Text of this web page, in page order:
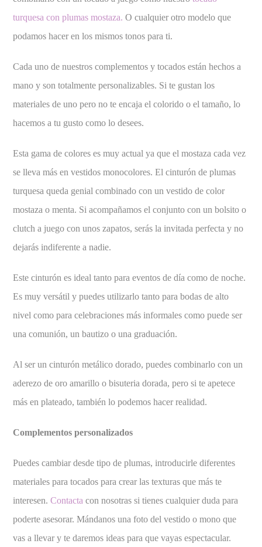
turquesa con plumas mostaza.O cualquier otro modelo que
podamos hacer en los mismos tonos para ti.
Cada uno de nuestros complementos y tocados están hechos a
mano y son totalmente personalizables. Si te gustan los
materiales de uno pero no te encaja el colorido o el tamaño, lo
hacemos a tu gusto como lo desees.
Esta gama de colores es muy actual ya que el mostaza cada vez
se lleva más en vestidos monocolores. El cinturón de plumas
turquesa queda genial combinado con un vestido de color
mostaza o menta. Si acompañamos el conjunto con un bolsito o
clutch a juego con unos zapatos, serás la invitada perfecta y no
dejarás indiferente a nadie.
Este cinturón es ideal tanto para eventos de día como de noche.
Es muy versátil y puedes utilizarlo tanto para bodas de alto
nivel como para celebraciones más informales como puede ser
una comunión, un bautizo o una graduación.
Al ser un cinturón metálico dorado, puedes combinarlo con un
aderezo de oro amarillo o bisuteria dorada, pero si te apetece
más en plateado, también lo podemos hacer realidad.
Complementos personalizados
Puedes cambiar desde tipo de plumas, introducirle diferentes
materiales para tocados para crear las texturas que más te
interesen.Contacta con nosotras si tienes cualquier duda para
poderte asesorar. Mándanos una foto del vestido o mono que
vas a llevar y te daremos ideas para que vayas espectacular.